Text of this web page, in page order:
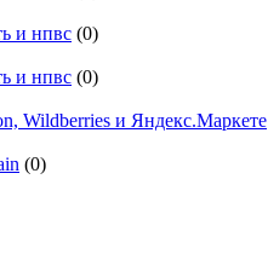
и нпвс (0)
и нпвс (0)
Wildberries и Яндекс.Маркете
(0)